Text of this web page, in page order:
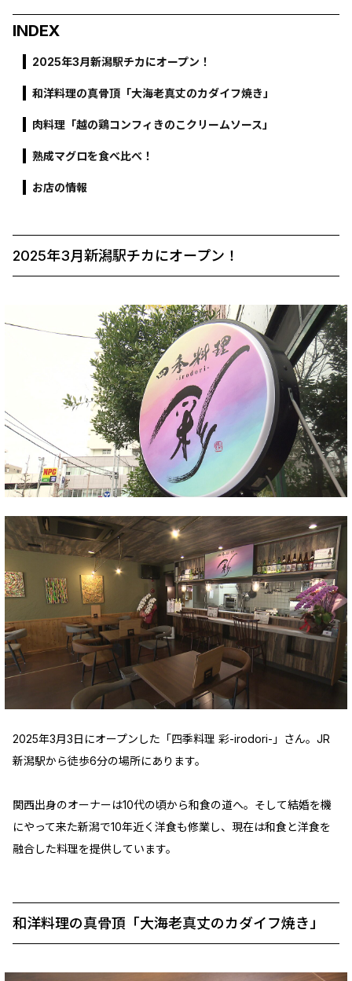
INDEX
2025年3月新潟駅チカにオープン！
和洋料理の真骨頂「大海老真丈のカダイフ焼き」
肉料理「越の鶏コンフィきのこクリームソース」
熟成マグロを食べ比べ！
お店の情報
2025年3月新潟駅チカにオープン！
2025年3月3日にオープンした「四季料理 彩-irodori-」さん。JR
新潟駅から徒歩6分の場所にあります。
関西出身のオーナーは10代の頃から和食の道へ。そして結婚を機
にやって来た新潟で10年近く洋食も修業し、現在は和食と洋食を
融合した料理を提供しています。
和洋料理の真骨頂「大海老真丈のカダイフ焼き」